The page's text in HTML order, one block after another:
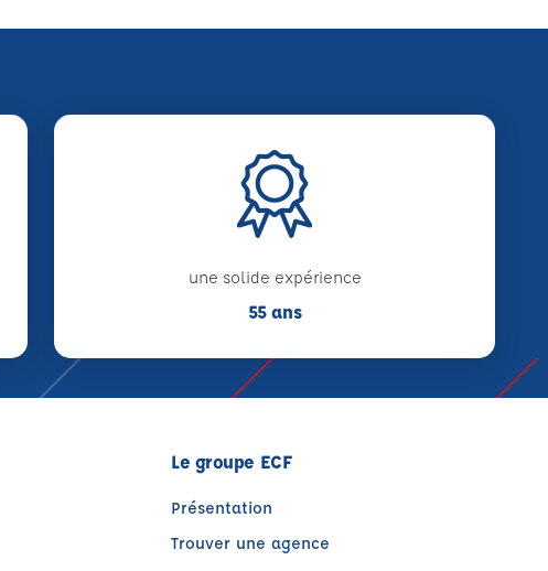
une solide expérience
55 ans
Le groupe ECF
Présentation
Trouver une agence